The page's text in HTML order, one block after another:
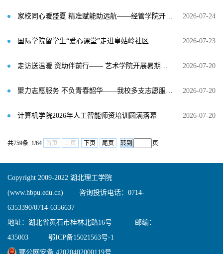
家校同心暖盛夏 精准赋能助远航——经管学院开展暑期家访暨育人调研活动 2026-07-24
国际学院留学生“爱心课堂”走进皇姑岭社区 2026-07-23
走访送温暖 资助伴前行—— 艺术学院开展暑期困难学生走访活动 2026-07-20
聚力志愿服务 不负青春韶华——我校多支志愿服务团队入选国家级项目 2026-07-20
计算机学院2026年人工智能师资培训圆满落幕 2026-07-20
共759条 1/64 首页 上页 下页 尾页 页
Copyright 2009-2022 湖北理工学院
(www.hbpu.edu.cn) 咨询投诉电话：0714-
6353390/0714-6356637
地址：湖北省黄石市桂林北路16号 邮编：
435003
鄂ICP备15021563号-1
鄂公网安备 42020402000119号